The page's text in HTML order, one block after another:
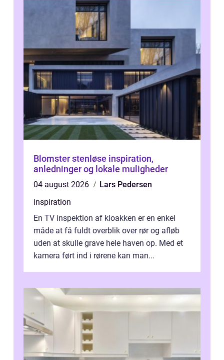
Blomster stenløse inspiration,
anledninger og lokale muligheder
04 august 2026
Lars Pedersen
inspiration
En TV inspektion af kloakken er en enkel
måde at få fuldt overblik over rør og afløb
uden at skulle grave hele haven op. Med et
kamera ført ind i rørene kan man...